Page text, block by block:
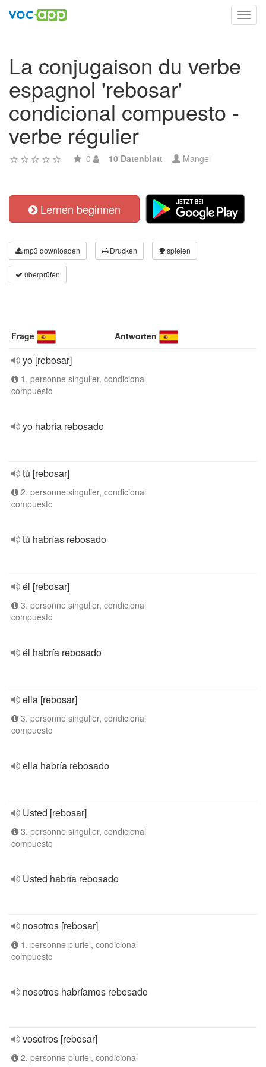
La conjugaison du verbe
espagnol 'rebosar'
condicional compuesto -
verbe régulier
0 10 Datenblatt Mangel
Lernen beginnen
mp3 downloaden Drucken spielen
überprüfen
Frage Antworten
yo [rebosar]
1. personne singulier, condicional
compuesto
yo habría rebosado
tú [rebosar]
2. personne singulier, condicional
compuesto
tú habrías rebosado
él [rebosar]
3. personne singulier, condicional
compuesto
él habría rebosado
ella [rebosar]
3. personne singulier, condicional
compuesto
ella habría rebosado
Usted [rebosar]
3. personne singulier, condicional
compuesto
Usted habría rebosado
nosotros [rebosar]
1. personne pluriel, condicional
compuesto
nosotros habríamos rebosado
vosotros [rebosar]
2. personne pluriel, condicional